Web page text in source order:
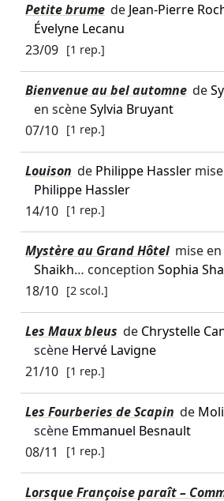
Petite brume de Jean-Pierre
Évelyne Lecanu
23/09 [1 rep.]
Bienvenue au bel automne de
en scèneSylvia Bruyant
07/10 [1 rep.]
Louison de Philippe Hasslermise
Philippe Hassler
14/10 [1 rep.]
Mystère au Grand Hôtel mise
Shaikh… conception Sophia
18/10 [2 scol.]
Les Maux bleus de Chrystelle
scène Hervé Lavigne
21/10 [1 rep.]
Les Fourberies de Scapin de
scène Emmanuel Besnault
08/11
[1 rep.]
Lorsque Françoise paraît –